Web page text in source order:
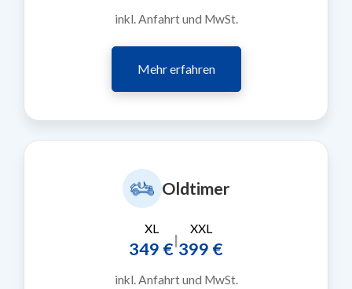
inkl. Anfahrt und MwSt.
Mehr erfahren
Oldtimer
XL
349 €|
XXL
399 €
inkl. Anfahrt und MwSt.